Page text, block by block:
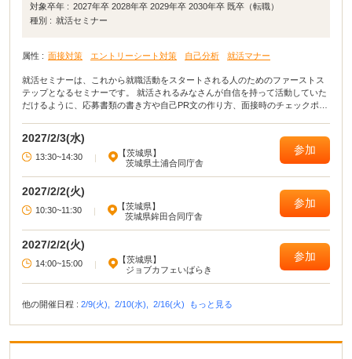
対象卒年 : 2027年卒 2028年卒 2029年卒 2030年卒 既卒（転職）
種別 : 就活セミナー
属性 : 面接対策 エントリーシート対策 自己分析 就活マナー
就活セミナーは、これから就職活動をスタートされる人のためのファーストス
テップとなるセミナーです。 就活されるみなさんが自信を持って活動していた
だけるように、応募書類の書き方や自己PR文の作り方、面接時のチェックポイ
2027/2/3(水)
13:30~14:30
【茨城県】
茨城県土浦合同庁舎
参加
2027/2/2(火)
10:30~11:30
【茨城県】
茨城県鉾田合同庁舎
参加
2027/2/2(火)
14:00~15:00
【茨城県】
ジョブカフェいばらき
参加
他の開催日程 : 2/9(火), 2/10(水), 2/16(火) もっと見る